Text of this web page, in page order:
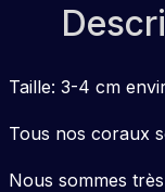
Taille: 3-4 cm
Tous nos coraux
Nous sommes